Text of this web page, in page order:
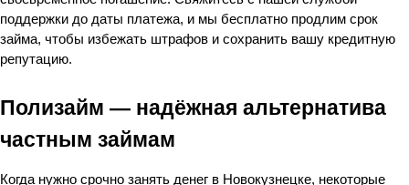
поддержки до даты платежа, и мы бесплатно продлим срок
займа, чтобы избежать штрафов и сохранить вашу кредитную
репутацию.
Полизайм — надёжная альтернатива
частным займам
Когда нужно срочно занять денег в Новокузнецке, некоторые